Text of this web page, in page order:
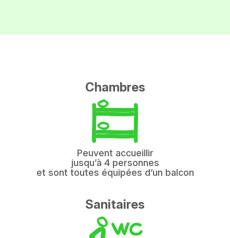
Chambres
Peuvent accueillir
jusqu’à 4 personnes
et sont toutes équipées d’un balcon
Sanitaires